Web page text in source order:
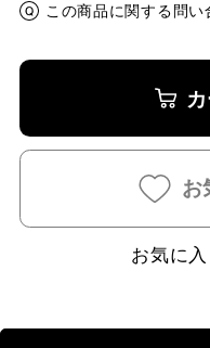
この商品に関する問い
お
お気に